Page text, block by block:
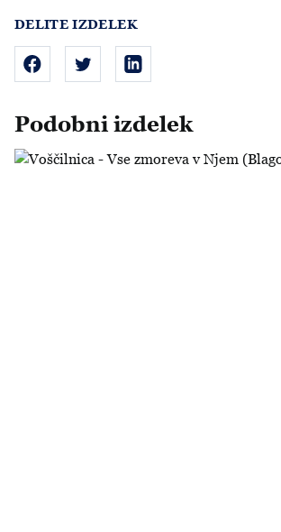
DELITE IZDELEK
Podobni izdelek
Voščilnica - Vse zmoreva v Njem (Blagor)